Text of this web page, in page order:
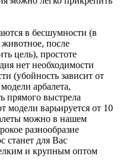
в бесшумности (в
после
цель), простоте
нет необходимости
(убойность зависит от
арбалета,
прямого выстрела
модели варьируется от 10
можно в нашем
разнообразие
станет для Вас
и крупным оптом